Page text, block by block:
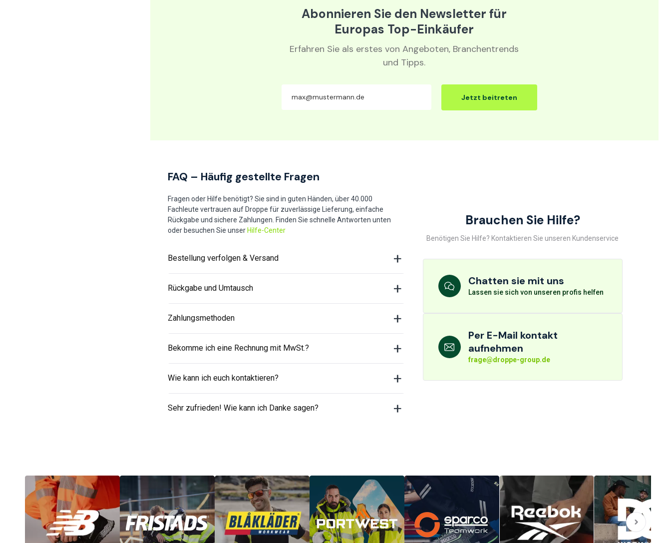
Abonnieren Sie den Newsletter für
Europas Top-Einkäufer
Erfahren Sie als erstes von Angeboten, Branchentrends
und Tipps.
Jetzt beitreten
FAQ – Häufig gestellte Fragen
Fragen oder Hilfe benötigt? Sie sind in guten Händen, über 40.000
Fachleute vertrauen auf Droppe für zuverlässige Lieferung, einfache
Rückgabe und sichere Zahlungen. Finden Sie schnelle Antworten unten
oder besuchen Sie unser Hilfe-Center
Bestellung verfolgen & Versand
Rückgabe und Umtausch
Zahlungsmethoden
Bekomme ich eine Rechnung mit MwSt.?
Wie kann ich euch kontaktieren?
Sehr zufrieden! Wie kann ich Danke sagen?
Brauchen Sie Hilfe?
Benötigen Sie Hilfe? Kontaktieren Sie unseren Kundenservice
Chatten sie mit uns
Lassen sie sich von unseren profis helfen
Per E-Mail kontakt
aufnehmen
frage@droppe-group.de